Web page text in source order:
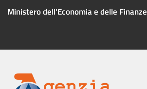
Ministero dell'Economia e delle Finanze
Menu